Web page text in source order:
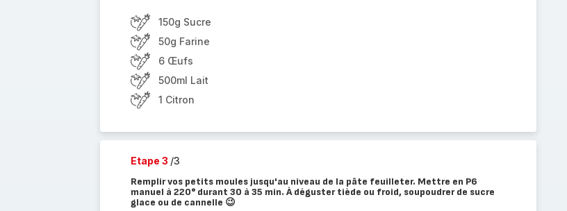
150g Sucre
50g Farine
6 Œufs
500ml Lait
1 Citron
Etape 3 /3
Remplir vos petits moules jusqu'au niveau de la pâte feuilleter. Mettre en P6
manuel à 220° durant 30 à 35 min. À déguster tiède ou froid, soupoudrer de sucre
glace ou de cannelle 😉